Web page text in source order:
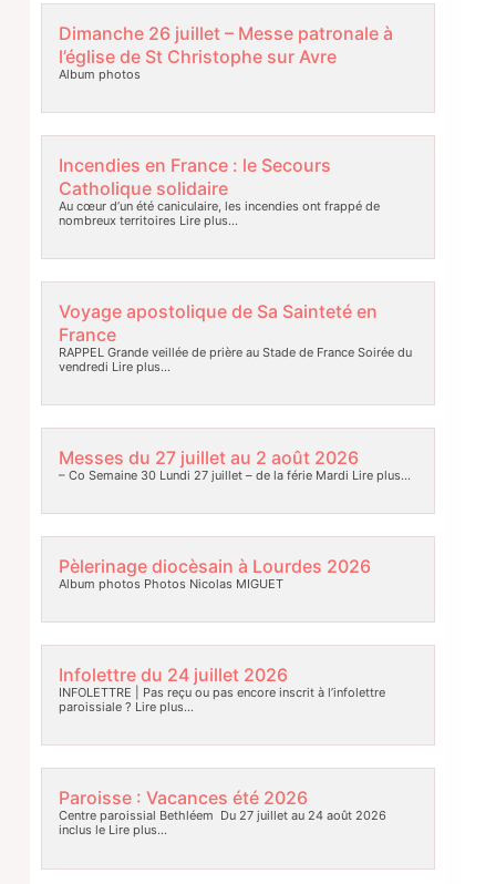
Dimanche 26 juillet – Messe patronale à
l’église de St Christophe sur Avre
Album photos
Incendies en France : le Secours
Catholique solidaire
Au cœur d’un été caniculaire, les incendies ont frappé de
nombreux territoires Lire plus…
Voyage apostolique de Sa Sainteté en
France
RAPPEL Grande veillée de prière au Stade de France Soirée du
vendredi Lire plus…
Messes du 27 juillet au 2 août 2026
– Co Semaine 30 Lundi 27 juillet – de la férie Mardi Lire plus…
Pèlerinage diocèsain à Lourdes 2026
Album photos Photos Nicolas MIGUET
Infolettre du 24 juillet 2026
INFOLETTRE | Pas reçu ou pas encore inscrit à l’infolettre
paroissiale ? Lire plus…
Paroisse : Vacances été 2026
Centre paroissial Bethléem Du 27 juillet au 24 août 2026
inclus leLire plus…